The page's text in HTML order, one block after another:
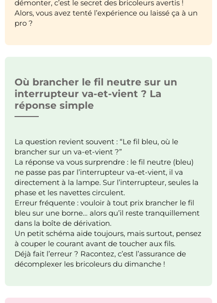
démonter, c’est le secret des bricoleurs avertis !
Alors, vous avez tenté l’expérience ou laissé ça à un
pro ?
Où brancher le fil neutre sur un
interrupteur va-et-vient ? La
réponse simple
La question revient souvent : “Le fil bleu, où le
brancher sur un va-et-vient ?”
La réponse va vous surprendre : le fil neutre (bleu)
ne passe pas par l’interrupteur va-et-vient, il va
directement à la lampe. Sur l’interrupteur, seules la
phase et les navettes circulent.
Erreur fréquente : vouloir à tout prix brancher le fil
bleu sur une borne… alors qu’il reste tranquillement
dans la boîte de dérivation.
Un petit schéma aide toujours, mais surtout, pensez
à couper le courant avant de toucher aux fils.
Déjà fait l’erreur ? Racontez, c’est l’assurance de
décomplexer les bricoleurs du dimanche !